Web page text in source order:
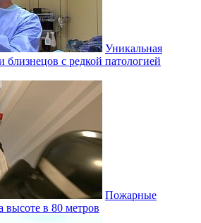
Уникальная
близнецов с редкой патологией
Пожарные
высоте в 80 метров